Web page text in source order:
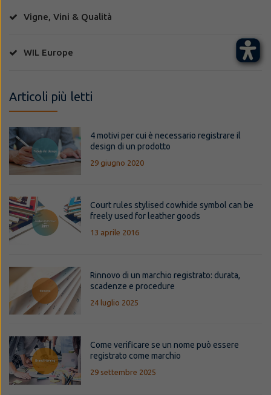
Vigne, Vini & Qualità
WIL Europe
Articoli più letti
4 motivi per cui è necessario registrare il
design di un prodotto
29 giugno 2020
Court rules stylised cowhide symbol can be
freely used for leather goods
13 aprile 2016
Rinnovo di un marchio registrato: durata,
scadenze e procedure
24 luglio 2025
Come verificare se un nome può essere
registrato come marchio
29 settembre 2025